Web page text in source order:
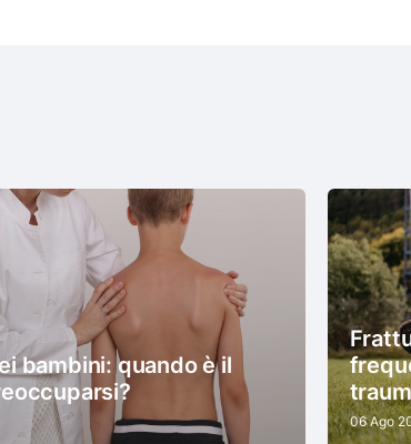
bambini: quando è il
06 Ago